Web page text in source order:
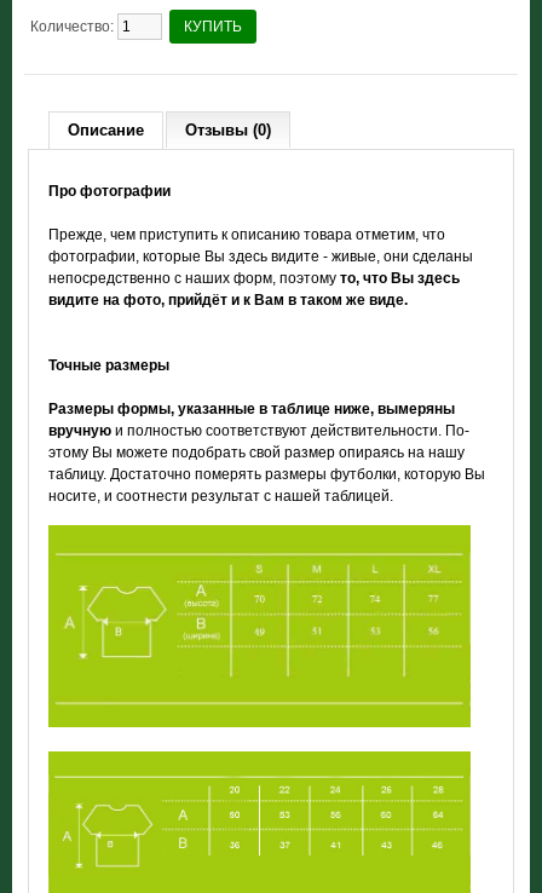
Количество: КУПИТЬ
Описание Отзывы (0)
Про фотографии
Прежде, чем приступить к описанию товара отметим, что
фотографии, которые Вы здесь видите - живые, они сделаны
непосредственно с наших форм, поэтомуто, что Вы здесь
видите на фото, прийдёт и к Вам в таком же виде.
Точные размеры
Размеры формы, указанные в таблице ниже, вымеряны
вручную и полностью соответствуют действительности. По-
этому Вы можете подобрать свой размер опираясь на нашу
таблицу. Достаточно померять размеры футболки, которую Вы
носите, и соотнести результат с нашей таблицей.